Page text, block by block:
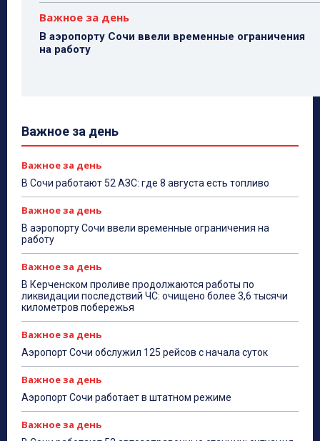
Важное за день
В аэропорту Сочи ввели временные ограничения
на работу
Важное за день
Важное за день
В Сочи работают 52 АЗС: где 8 августа есть топливо
Важное за день
В аэропорту Сочи ввели временные ограничения на
работу
Важное за день
В Керченском проливе продолжаются работы по
ликвидации последствий ЧС: очищено более 3,6 тысячи
километров побережья
Важное за день
Аэропорт Сочи обслужил 125 рейсов с начала суток
Важное за день
Аэропорт Сочи работает в штатном режиме
Важное за день